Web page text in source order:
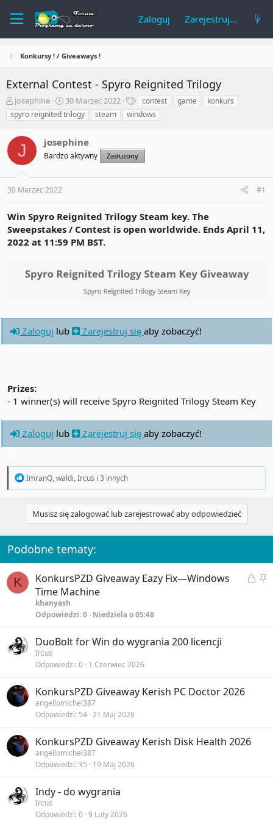
Zaloguj Zarejestruj się
Konkursy ! / Giveaways !
External Contest - Spyro Reignited Trilogy
A
u
t
e
m
a
josephine
R
o
z
o
c
ę
30 Marzec 2022
T
a
g
contest game
konkurs
spyro reignited trilogy
steam windows
J josephine
Bardzo aktywny Zasłużony
30 Marzec 2022 #1
Win Spyro Reignited Trilogy Steam key. The
Sweepstakes / Contest is open worldwide. Ends April 11,
2022 at 11:59 PM BST.
Zaloguj lub Zarejestruj się aby zobaczyć!
Prizes:
- 1 winner(s) will receive Spyro Reignited Trilogy Steam Key
Zaloguj lub Zarejestruj się aby zobaczyć!
R
i
o
n
s
:
ImranQ,waldi,Ircus i 3 innych
Musisz się zalogować lub zarejestrować aby odpowiedzieć
Podobne tematy:
K
Z
P
KonkursPZD Giveaway Eazy Fix—Windows
Time Machine
khanyash
Odpowiedzi 0 Niedziela o 05:48
DuoBolt for Win do wygrania 200 licencji
Ircus
Odpowiedzi 0 1 Czerwiec 2026
KonkursPZD Giveaway Kerish PC Doctor 2026
angellomichel387
Odpowiedzi 54 21 Maj 2026
KonkursPZD Giveaway Kerish Disk Health 2026
angellomichel387
Odpowiedzi 35 19 Maj 2026
Indy - do wygrania
Ircus
Odpowiedzi 0 9 Luty 2026